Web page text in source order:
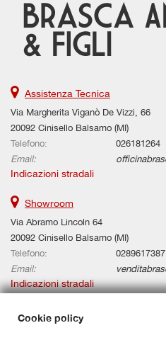
Assistenza Tecnica
Via Margherita Viganò De Vizzi, 66
20092 Cinisello Balsamo (MI)
Telefono:
026181264
Email:
Indicazioni stradali
Showroom
Via Abramo Lincoln 64
20092 Cinisello Balsamo (MI)
Telefono:
0289617387
Email:
Indicazioni stradali
Cookie policy